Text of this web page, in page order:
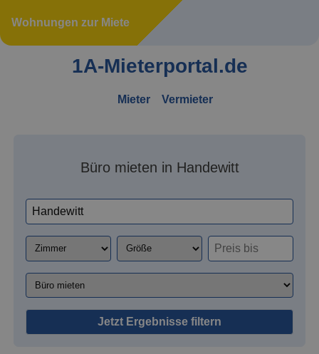
Wohnungen zur Miete
1A-Mieterportal.de
Mieter Vermieter
Büro mieten in Handewitt
Jetzt Ergebnisse filtern